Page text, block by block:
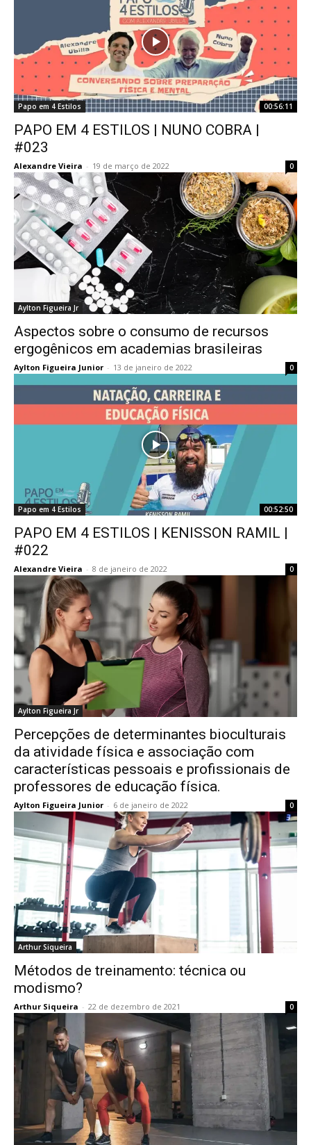
Papo em 4 Estilos 00:56:11
PAPO EM 4 ESTILOS | NUNO COBRA |
#023
Alexandre Vieira - 19 de março de 2022 0
Aylton Figueira Jr
Aspectos sobre o consumo de recursos
ergogênicos em academias brasileiras
Aylton Figueira Junior - 13 de janeiro de 2022 0
Papo em 4 Estilos 00:52:50
PAPO EM 4 ESTILOS | KENISSON RAMIL |
#022
Alexandre Vieira - 8 de janeiro de 2022 0
Aylton Figueira Jr
Percepções de determinantes bioculturais
da atividade física e associação com
características pessoais e profissionais de
professores de educação física.
Aylton Figueira Junior - 6 de janeiro de 2022 0
Arthur Siqueira
Métodos de treinamento: técnica ou
modismo?
Arthur Siqueira - 22 de dezembro de 2021 0